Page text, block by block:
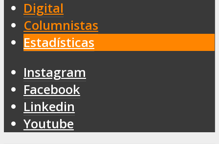
Digital
Columnistas
Estadísticas
Instagram
Facebook
Linkedin
Youtube